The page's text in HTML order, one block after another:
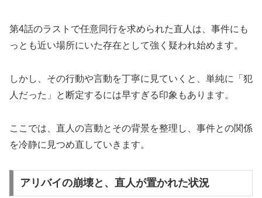
第4話のラストで任意同行を求められた直人は、事件にも
っとも近い場所にいた存在として強く疑われ始めます。
しかし、その行動や言動を丁寧に見ていくと、単純に「犯
人だった」と断定するには早すぎる印象もあります。
ここでは、直人の言動とその背景を整理し、事件との関係
を冷静に見つめ直していきます。
アリバイの崩壊と、直人が置かれた状況